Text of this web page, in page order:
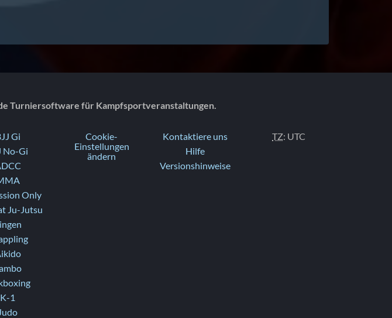
Turniersoftware für Kampfsportveranstaltungen.
Gi
No-Gi
Only
Ju-Jutsu
K-1
Cookie-
Einstellungen
ändern
Kontaktiere uns
Hilfe
Versionshinweise
TZ: UTC